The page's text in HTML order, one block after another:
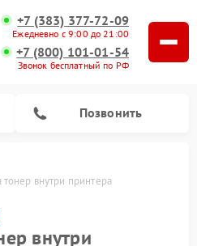
+7 (383) 377-72-09
Ежедневно с 9:00 до 21:00
+7 (800) 101-01-54
Звонок бесплатный по РФ
Позвонить
внутри принтера
внутри